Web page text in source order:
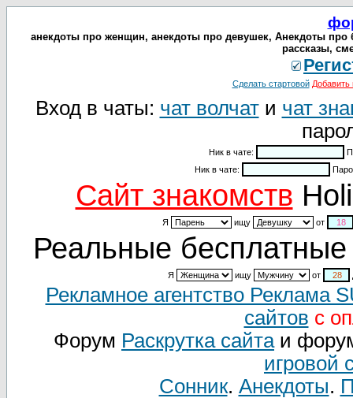
анекдоты про женщин, анекдоты про девушек, Анекдоты
рассказы,
Сделать стартовой Добавить
Вход в чаты: чат волчати чат
Ник в чате:
Ник в чате:
Cайт знакомств
Я ищу от
Реальные бесплатные
Я ищу от
Рекламное агентство Реклама
сайтов с
Форум Раскрутка сайтаи
игровой
Сонник. Анекдоты.